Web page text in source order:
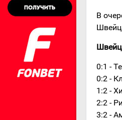
В
0:1 -
0:2 -
1:2 -
2:2 -
3:2 -